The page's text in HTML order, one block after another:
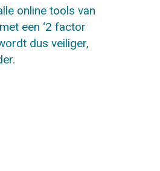
online tools van
een ‘2 factor
dus veiliger,